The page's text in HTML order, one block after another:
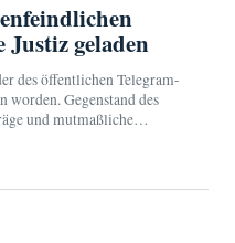
Justiz geladen
des öffentlichen Telegram-
Gegenstand des
und mutmaßliche